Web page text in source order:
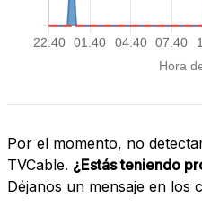
Por el momento, no
TVCable. ¿Estás teniendo
Déjanos un mensaje en los